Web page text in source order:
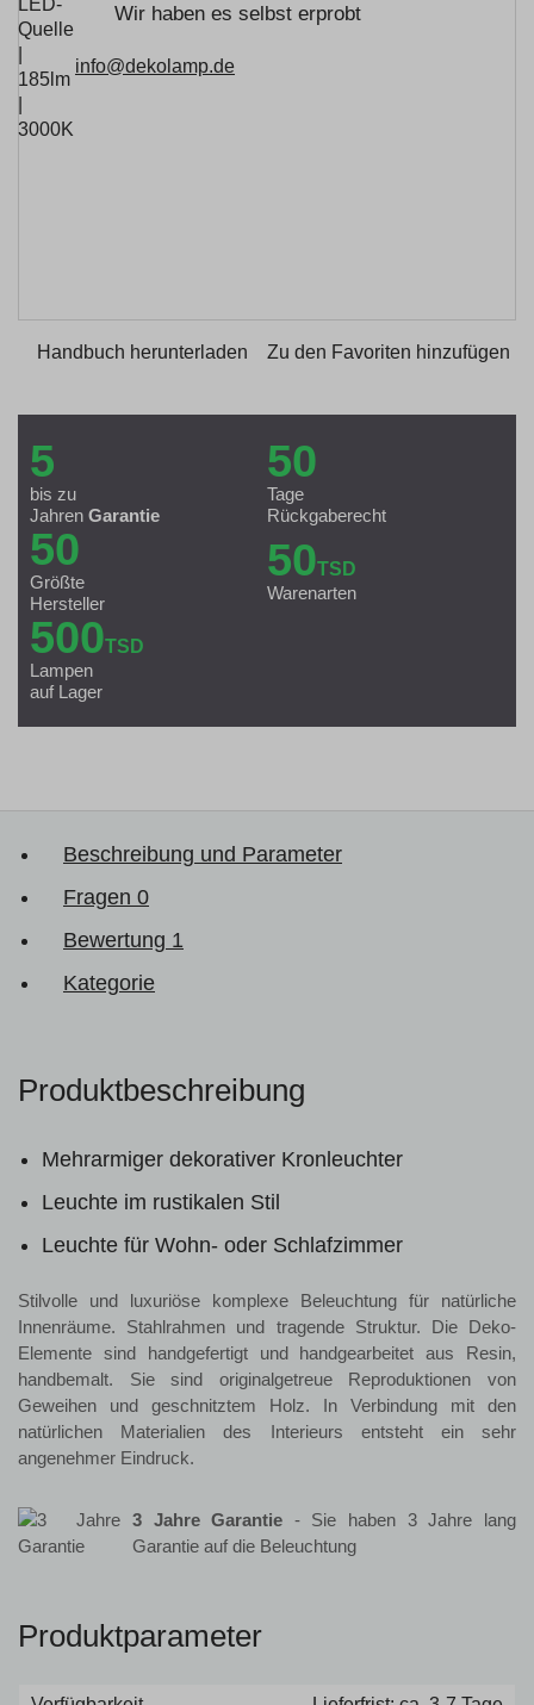
Wir haben es selbst erprobt
info@dekolamp.de
Handbuch herunterladen Zu den Favoriten hinzufügen
5
bis zu
Jahren Garantie
50
Tage
Rückgaberecht
50
Größte
Hersteller
50TSD
Warenarten
500TSD
Lampen
auf Lager
Beschreibung und Parameter
Fragen 0
Bewertung 1
Kategorie
Produktbeschreibung
Mehrarmiger dekorativer Kronleuchter
Leuchte im rustikalen Stil
Leuchte für Wohn- oder Schlafzimmer
Stilvolle und luxuriöse komplexe Beleuchtung für natürliche
Innenräume. Stahlrahmen und tragende Struktur. Die Deko-
Elemente sind handgefertigt und handgearbeitet aus Resin,
handbemalt. Sie sind originalgetreue Reproduktionen von
Geweihen und geschnitztem Holz. In Verbindung mit den
natürlichen Materialien des Interieurs entsteht ein sehr
angenehmer Eindruck.
3 Jahre Garantie - Sie haben 3 Jahre lang
Garantie auf die Beleuchtung
Produktparameter